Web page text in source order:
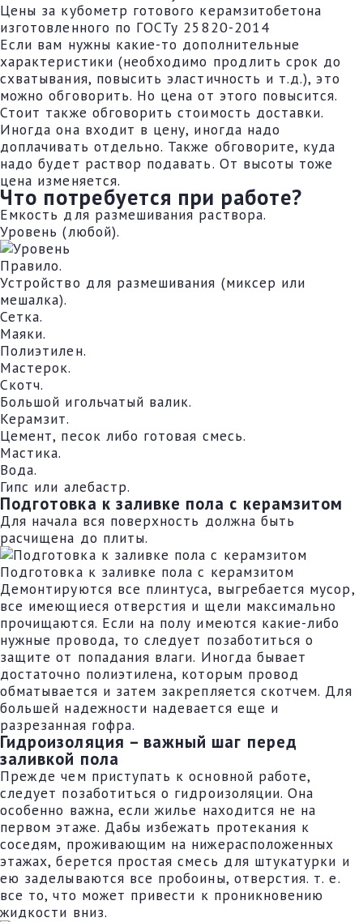
Цены за кубометр готового керамзитобетона
изготовленного по ГОСТу 25820-2014
Если вам нужны какие-то дополнительные
характеристики (необходимо продлить срок до
схватывания, повысить эластичность и т.д.), это
можно обговорить. Но цена от этого повысится.
Стоит также обговорить стоимость доставки.
Иногда она входит в цену, иногда надо
доплачивать отдельно. Также обговорите, куда
надо будет раствор подавать. От высоты тоже
цена изменяется.
Что потребуется при работе?
Емкость для размешивания раствора.
Уровень (любой).
Правило.
Устройство для размешивания (миксер или
мешалка).
Сетка.
Маяки.
Полиэтилен.
Мастерок.
Скотч.
Большой игольчатый валик.
Керамзит.
Цемент, песок либо готовая смесь.
Мастика.
Вода.
Гипс или алебастр.
Подготовка к заливке пола с керамзитом
Для начала вся поверхность должна быть
расчищена до плиты.
Подготовка к заливке пола с керамзитом
Демонтируются все плинтуса, выгребается мусор,
все имеющиеся отверстия и щели максимально
прочищаются. Если на полу имеются какие-либо
нужные провода, то следует позаботиться о
защите от попадания влаги. Иногда бывает
достаточно полиэтилена, которым провод
обматывается и затем закрепляется скотчем. Для
большей надежности надевается еще и
разрезанная гофра.
Гидроизоляция – важный шаг перед
заливкой пола
Прежде чем приступать к основной работе,
следует позаботиться о гидроизоляции. Она
особенно важна, если жилье находится не на
первом этаже. Дабы избежать протекания к
соседям, проживающим на нижерасположенных
этажах, берется простая смесь для штукатурки и
ею заделываются все пробоины, отверстия. т. е.
все то, что может привести к проникновению
жидкости вниз.